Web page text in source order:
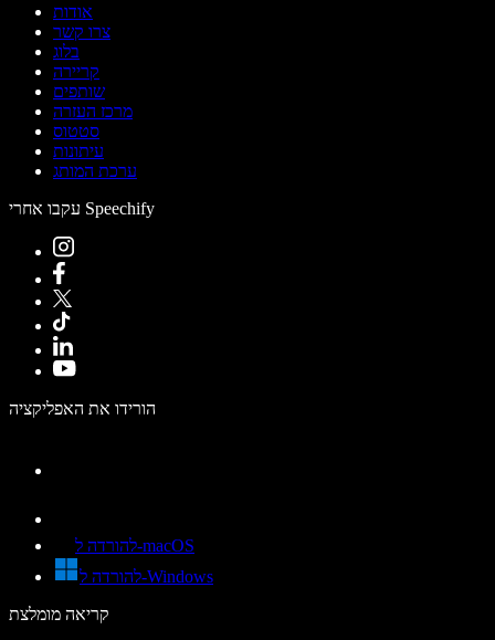
אודות
צרו קשר
בלוג
קריירה
שותפים
מרכז העזרה
סטטוס
עיתונות
ערכת המותג
עקבו אחרי Speechify
הורידו את האפליקציה
להורדה ל-macOS
להורדה ל-Windows
קריאה מומלצת